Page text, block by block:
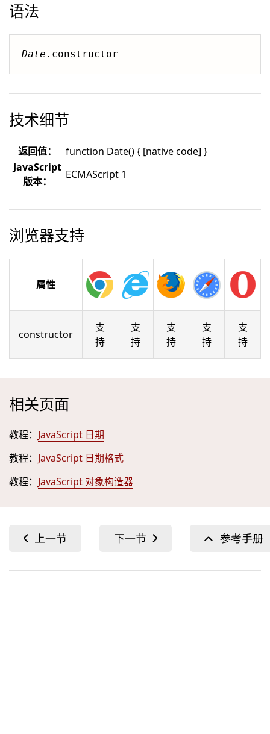
语法
Date .constructor
技术细节
返回值：
function Date() { [native code] }
JavaScript
版本：
ECMAScript 1
浏览器支持
属性
constructor
支
持
支
持
支
持
支
持
支
持
相关页面
教程： JavaScript 日期
教程： JavaScript 日期格式
教程： JavaScript 对象构造器